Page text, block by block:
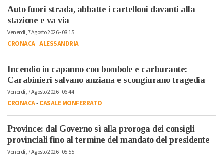
Auto fuori strada, abbatte i cartelloni davanti alla
stazione e va via
Venerdì, 7 Agosto 2026 - 08:15
CRONACA-ALESSANDRIA
Incendio in capanno con bombole e carburante:
Carabinieri salvano anziana e scongiurano tragedia
Venerdì, 7 Agosto 2026 - 06:44
CRONACA-CASALE MONFERRATO
Province: dal Governo sì alla proroga dei consigli
provinciali fino al termine del mandato del presidente
Venerdì, 7 Agosto 2026 - 05:55